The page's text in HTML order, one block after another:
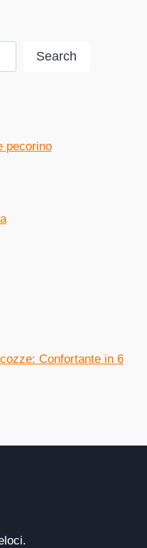
Search
pecorino
Confortante in 6